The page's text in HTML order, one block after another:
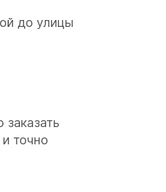
до улицы
точно